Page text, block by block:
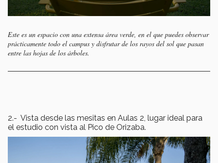
Este es un espacio con una extensa área verde, en el que puedes observar
prácticamente todo el campus y disfrutar de los rayos del sol que pasan
entre las hojas de los árboles.
2.- Vista desde las mesitas en Aulas 2, lugar ideal para
el estudio con vista al Pico de Orizaba.